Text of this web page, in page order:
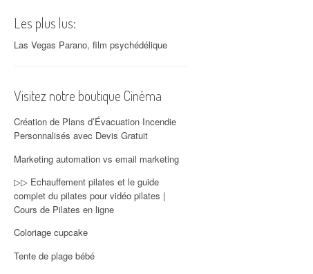
Les plus lus:
Las Vegas Parano, film psychédélique
Visitez notre boutique Cinéma
Création de Plans d’Évacuation Incendie
Personnalisés avec Devis Gratuit
Marketing automation vs email marketing
▷▷ Echauffement pilates et le guide
complet du pilates pour vidéo pilates |
Cours de Pilates en ligne
Coloriage cupcake
Tente de plage bébé